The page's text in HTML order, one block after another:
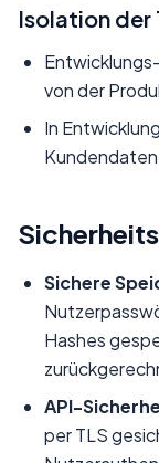
Isolation der
von der
In
Sichere
Hashes
API-
per TLS